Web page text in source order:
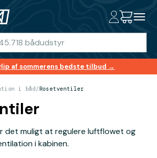
af sommerens bedste tilbud →
i båd /Rosetventiler
det muligt at regulere luftflowet og
i kabinen.